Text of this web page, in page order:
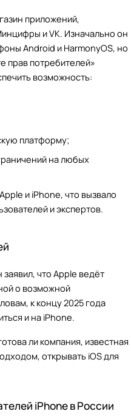
приложений,
и VK. Изначально он
Android и HarmonyOS, но
прав потребителей»
возможность:
платформу;
на любых
и iPhone, что вызвало
и экспертов.
что Apple ведёт
о возможной
к концу 2025 года
и на iPhone.
ли компания, известная
открывать iOS для
iPhone в России